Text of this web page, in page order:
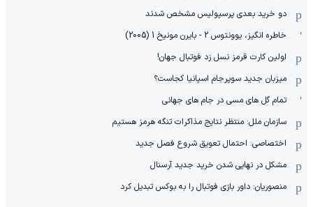
دو خرید بعدی پرسپولیس مشخص شدند
خاطره انگیز، یوونتوس 2 - بایرن مونیخ 1 (2005)
اولین کارت قرمز نسل زد فوتبال جهان!
میزبان جدید سوپرجام اسپانیا کجاست؟
تمام گل های مسی در جام های جهانی
سازمان ملل: منتظر نتایج مذاکرات تنگه هرمز هستیم
اختصاصی: احتمال تعویق شروع فصل جدید
مشکل در نهایی شدن خرید جدید آرسنال
منصوریان: داور بازی فوتبال را به بوکس تبدیل کرد